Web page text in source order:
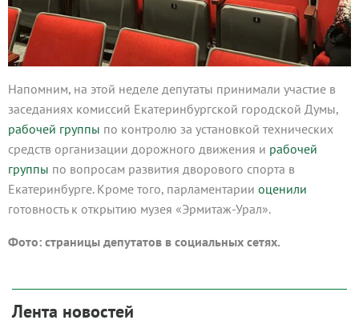
Напомним, на этой неделе депутаты принимали участие в
заседаниях комиссий Екатеринбургской городской Думы,
рабочей группы по контролю за установкой технических
средств организации дорожного движения и рабочей
группы по вопросам развития дворового спорта в
Екатеринбурге. Кроме того, парламентарии оценили
готовность к открытию музея «Эрмитаж-Урал».
Фото: страницы депутатов в социальных сетях.
Лента новостей